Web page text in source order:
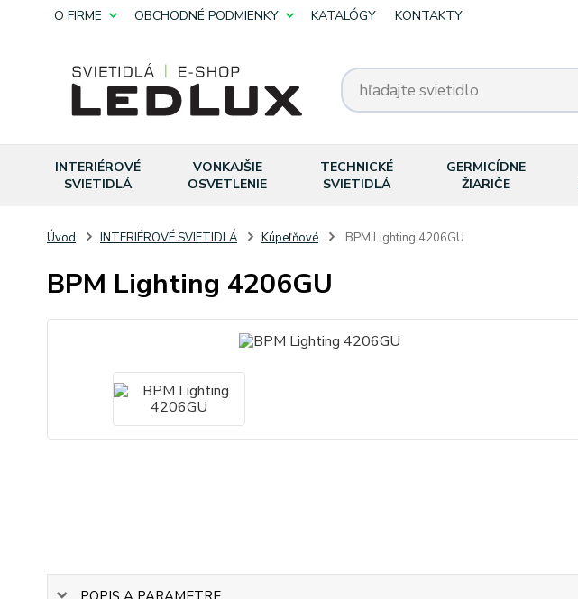
O FIRME OBCHODNÉ PODMIENKY KATALÓGY KONTAKTY
INTERIÉROVÉ
SVIETIDLÁ
VONKAJŠIE
OSVETLENIE
TECHNICKÉ
SVIETIDLÁ
GERMICÍDNE
ŽIARIČE
Úvod INTERIÉROVÉ SVIETIDLÁ Kúpeľňové BPM Lighting 4206GU
BPM Lighting 4206GU